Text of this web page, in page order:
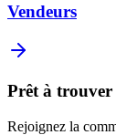
Vendeurs
Prêt à trouver
Rejoignez la